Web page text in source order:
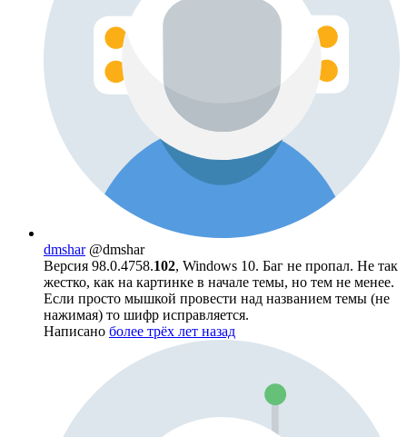
dmshar @dmshar
Версия 98.0.4758.102, Windows 10. Баг не пропал. Не так
жестко, как на картинке в начале темы, но тем не менее.
Если просто мышкой провести над названием темы (не
нажимая) то шифр исправляется.
Написано более трёх лет назад